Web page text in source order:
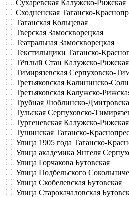
Сухаревская Калужско-Рижская
Сходненская Таганско-
Таганская Кольцевая
Тверская Замоскворецкая
Театральная Замоскворецкая
Текстильщики Таганско-
Тёплый Стан Калужско-Рижская
Тимирязевская Серпуховско-
Третьяковская Калининско-
Третьяковская Калужско-
Трубная Люблинско-
Тульская Серпуховско-
Тургеневская Калужско-Рижская
Тушинская Таганско-
Улица 1905 года Таганско-
Улица академика Янгеля
Улица Горчакова Бутовская
Улица Подбельского
Улица Скобелевская Бутовская
Улица Старокачаловская